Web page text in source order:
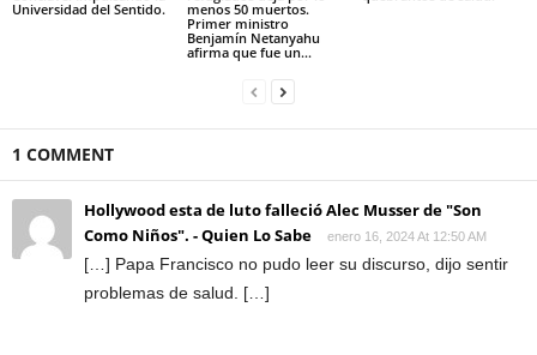
Universidad del Sentido.
menos 50 muertos.
Primer ministro
Benjamín Netanyahu
afirma que fue un...
1 COMMENT
Hollywood esta de luto falleció Alec Musser de "Son
Como Niños". - Quien Lo Sabe
enero 16, 2024 At 12:50 AM
[…] Papa Francisco no pudo leer su discurso, dijo sentir
problemas de salud. […]